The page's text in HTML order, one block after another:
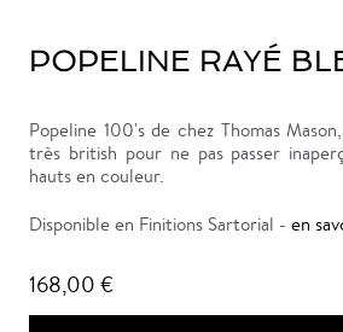
POPELINE RAYÉ
Popeline 100's de chez Thomas
très british pour ne pas passer
hauts en couleur.
Disponible en Finitions Sartorial - en
168,00 €